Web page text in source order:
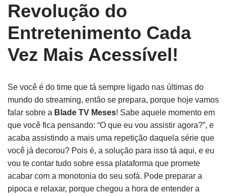
Revolução do
Entretenimento Cada
Vez Mais Acessível!
Se você é do time que tá sempre ligado nas últimas do
mundo do streaming, então se prepara, porque hoje vamos
falar sobre a Blade TV Meses! Sabe aquele momento em
que você fica pensando: “O que eu vou assistir agora?”, e
acaba assistindo a mais uma repetição daquela série que
você já decorou? Pois é, a solução para isso tá aqui, e eu
vou te contar tudo sobre essa plataforma que promete
acabar com a monotonia do seu sofá. Pode preparar a
pipoca e relaxar, porque chegou a hora de entender a